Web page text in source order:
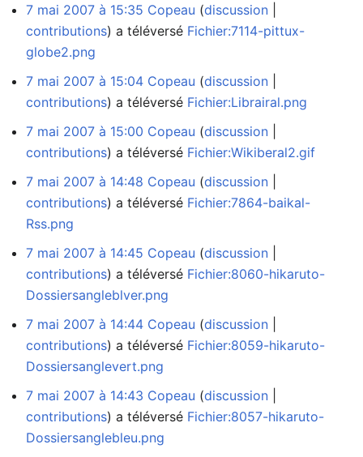
7 mai 2007 à 15:35 Copeau discussion
contributions a téléversé Fichier:7114-pittux-
globe2.png
7 mai 2007 à 15:04 Copeau discussion
contributions a téléversé Fichier:Librairal.png
7 mai 2007 à 15:00 Copeau discussion
contributions a téléversé Fichier:Wikiberal2.gif
7 mai 2007 à 14:48 Copeau discussion
contributions a téléversé Fichier:7864-baikal-
Rss.png
7 mai 2007 à 14:45 Copeau discussion
contributions a téléversé Fichier:8060-hikaruto-
Dossiersangleblver.png
7 mai 2007 à 14:44 Copeau discussion
contributions a téléversé Fichier:8059-hikaruto-
Dossiersanglevert.png
7 mai 2007 à 14:43 Copeau discussion
contributions a téléversé Fichier:8057-hikaruto-
Dossiersanglebleu.png